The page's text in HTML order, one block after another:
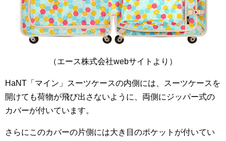
（エース株式会社webサイトより）
HaNT「マイン」スーツケースの内側には、スーツケースを
開けても荷物が飛び出さないように、両側にジッパー式の
カバーが付いています。
さらにこのカバーの片側には大き目のポケットが付いてい